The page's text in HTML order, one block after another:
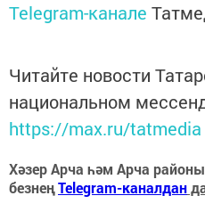
Telegram-канале
Читайте новости
национальном
https://max.ru/tatmedia
Хәзер Арча һәм Арча
безнеңTelegram-каналдан